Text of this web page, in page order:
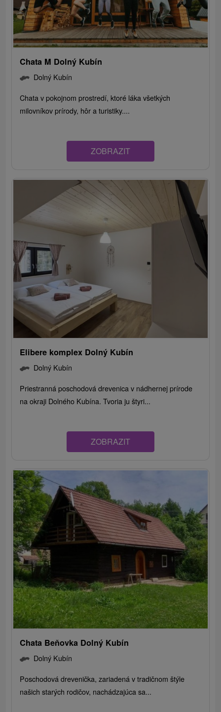
Chata M Dolný Kubín
Dolný Kubín
Chata v pokojnom prostredí, ktoré láka všetkých
milovníkov prírody, hôr a turistiky....
ZOBRAZIT
Elibere komplex Dolný Kubín
Dolný Kubín
Priestranná poschodová drevenica v nádhernej prírode
na okraji Dolného Kubína. Tvoria ju štyri...
ZOBRAZIT
Chata Beňovka Dolný Kubín
Dolný Kubín
Poschodová drevenička, zariadená v tradičnom štýle
našich starých rodičov, nachádzajúca sa...